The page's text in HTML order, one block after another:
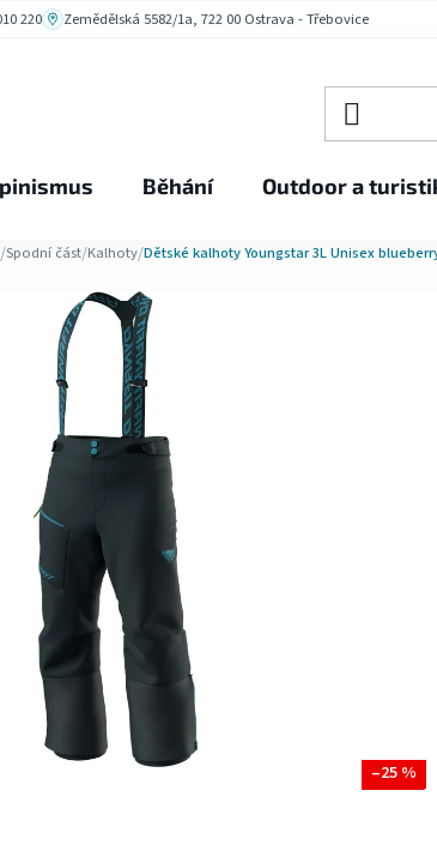
220 Zemědělská 5582/1a, 722 00 Ostrava - Třebovice
Běhání Outdoor a
/Spodní část/Kalhoty/Dětské kalhoty Youngstar 3L Unisex
–25 %